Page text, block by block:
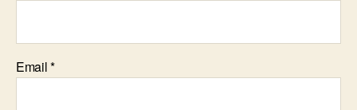
Email*